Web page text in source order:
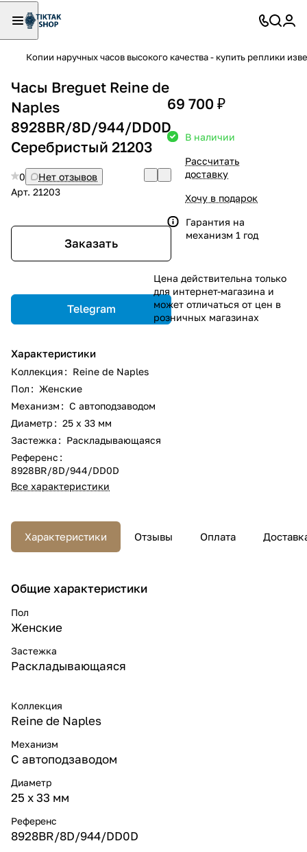
Копии наручных часов высокого качества - купить реплики
Часы Breguet Reine de
Naples
8928BR/8D/944/DD0D
Серебристый 21203
0
Нет отзывов
Арт. 21203
Заказать
Telegram
Характеристики
Коллекция : Reine de Naples
Пол : Женские
Механизм : С автоподзаводом
Диаметр : 25 х 33 мм
Застежка : Раскладывающаяся
Референс :
8928BR/8D/944/DD0D
Все характеристики
69 700 ₽
В наличии
Рассчитать
доставку
Хочу в подарок
Гарантия на
механизм 1 год
Цена действительна только
для интернет-магазина и
может отличаться от цен в
розничных магазинах
Характеристики Отзывы Оплата
Общие характеристики
Пол
Женские
Застежка
Раскладывающаяся
Коллекция
Reine de Naples
Механизм
С автоподзаводом
Диаметр
25 х 33 мм
Референс
8928BR/8D/944/DD0D